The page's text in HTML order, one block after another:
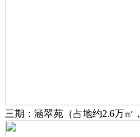
三期：涵翠苑（占地约2.6万㎡，